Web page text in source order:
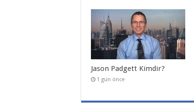
Jason Padgett Kimdir?
1 gün önce